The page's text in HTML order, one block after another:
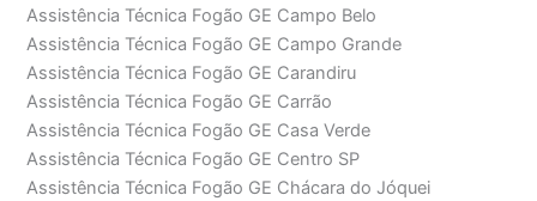
Assistência Técnica Fogão GE Campo Belo
Assistência Técnica Fogão GE Campo Grande
Assistência Técnica Fogão GE Carandiru
Assistência Técnica Fogão GE Carrão
Assistência Técnica Fogão GE Casa Verde
Assistência Técnica Fogão GE Centro SP
Assistência Técnica Fogão GE Chácara do Jóquei